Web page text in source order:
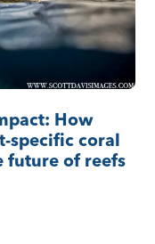
How
specific coral
future of reefs